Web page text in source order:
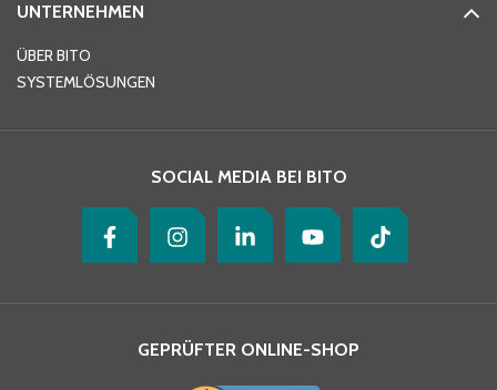
UNTERNEHMEN
ÜBER BITO
SYSTEMLÖSUNGEN
SOCIAL MEDIA BEI BITO
GEPRÜFTER ONLINE-SHOP